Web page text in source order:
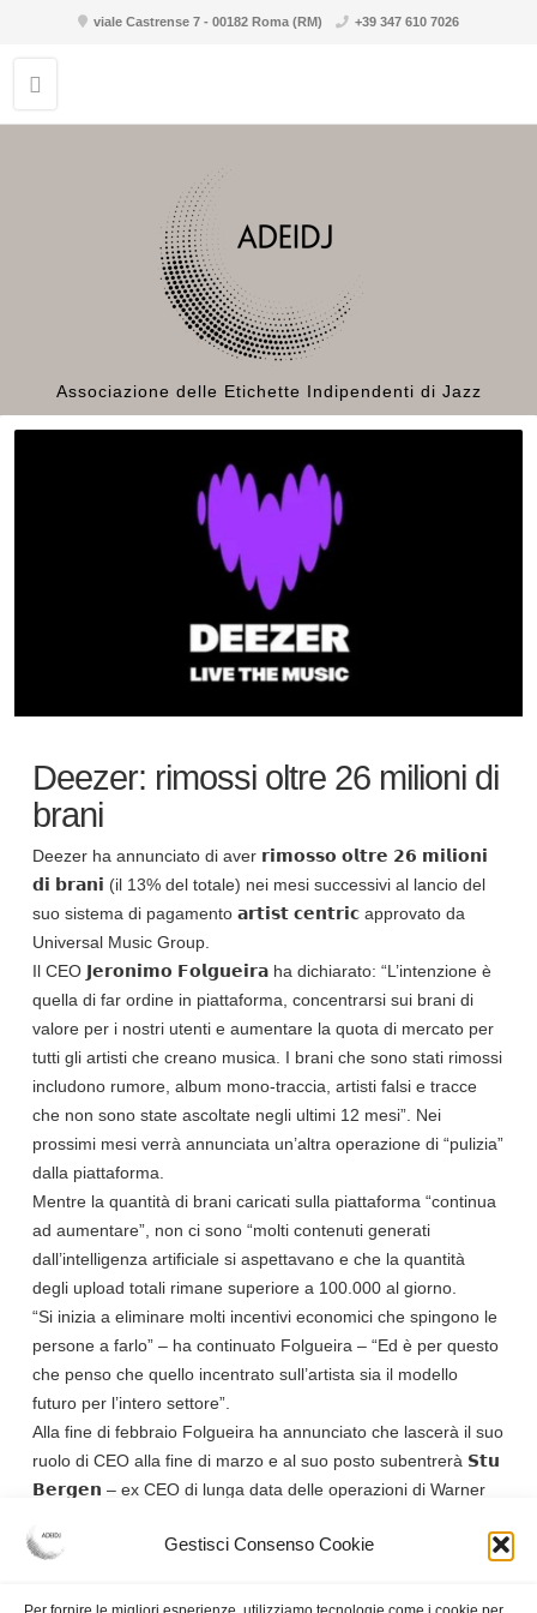
Gestisci Consenso Cookie
viale Castrense 7 - 00182 Roma (RM) +39 347 610 7026
Associazione delle Etichette Indipendenti di Jazz
Deezer: rimossi oltre 26 milioni di
brani
Deezerha annunciato di aver 𝗿𝗶𝗺𝗼𝘀𝘀𝗼 𝗼𝗹𝘁𝗿𝗲 𝟮𝟲 𝗺𝗶𝗹𝗶𝗼𝗻𝗶
𝗱𝗶 𝗯𝗿𝗮𝗻𝗶 (il 13% del totale) nei mesi successivi al lancio del
suo sistema di pagamento 𝗮𝗿𝘁𝗶𝘀𝘁 𝗰𝗲𝗻𝘁𝗿𝗶𝗰 approvato da
Universal Music Group.
Il CEO 𝗝𝗲𝗿𝗼𝗻𝗶𝗺𝗼 𝗙𝗼𝗹𝗴𝘂𝗲𝗶𝗿𝗮 ha dichiarato: “L’intenzione è
quella di far ordine in piattaforma, concentrarsi sui brani di
valore per i nostri utenti e aumentare la quota di mercato per
tutti gli artisti che creano musica. I brani che sono stati rimossi
includono rumore, album mono-traccia, artisti falsi e tracce
che non sono state ascoltate negli ultimi 12 mesi”. Nei
prossimi mesi verrà annunciata un’altra operazione di “pulizia”
dalla piattaforma.
Mentre la quantità di brani caricati sulla piattaforma “continua
ad aumentare”, non ci sono “molti contenuti generati
dall’intelligenza artificiale si aspettavano e che la quantità
degli upload totali rimane superiore a 100.000 al giorno.
“Si inizia a eliminare molti incentivi economici che spingono le
persone a farlo” – ha continuato Folgueira – “Ed è per questo
che penso che quello incentrato sull’artista sia il modello
futuro per l’intero settore”.
Alla fine di febbraio Folgueira ha annunciato che lascerà il suo
ruolo di CEO alla fine di marzo e al suo posto subentrerà 𝗦𝘁𝘂
𝗕𝗲𝗿𝗴𝗲𝗻 – ex CEO di lunga data delle operazioni di Warner
Regno Unito – come CEO ad interim di Deezer.
Category: News & Eventi